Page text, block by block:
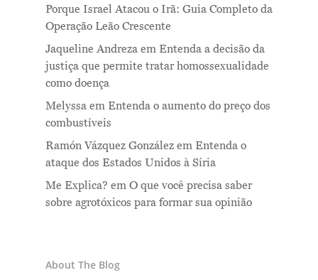
Porque Israel Atacou o Irã: Guia Completo da
Operação Leão Crescente
Jaqueline Andreza em Entenda a decisão da
justiça que permite tratar homossexualidade
como doença
Melyssa em Entenda o aumento do preço dos
combustíveis
Ramón Vázquez González em Entenda o
ataque dos Estados Unidos à Síria
Me Explica? em O que você precisa saber
sobre agrotóxicos para formar sua opinião
About The Blog